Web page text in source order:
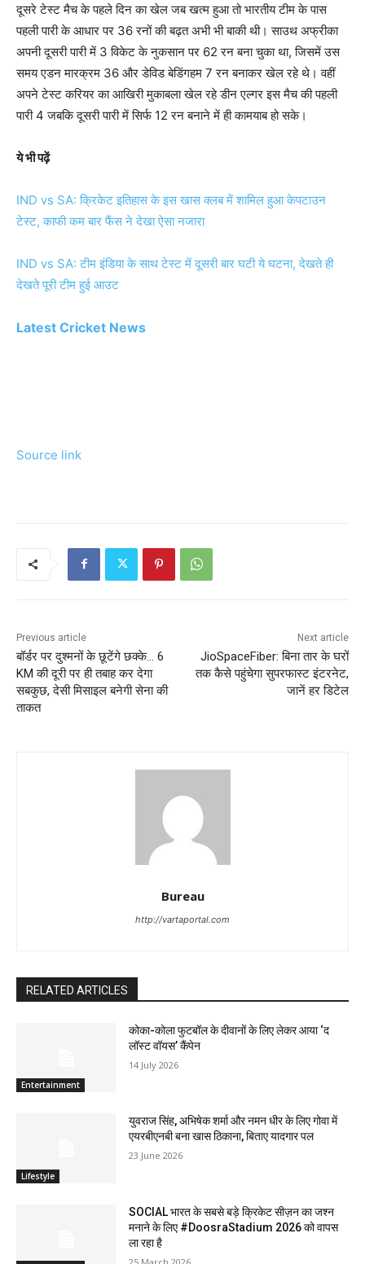
दूसरे टेस्ट मैच के पहले दिन का खेल जब खत्म हुआ तो भारतीय टीम के पास
पहली पारी के आधार पर 36 रनों की बढ़त अभी भी बाकी थी। साउथ अफ्रीका
अपनी दूसरी पारी में 3 विकेट के नुकसान पर 62 रन बना चुका था, जिसमें उस
समय एडन मारक्रम 36 और डेविड बेडिंगहम 7 रन बनाकर खेल रहे थे। वहीं
अपने टेस्ट करियर का आखिरी मुकाबला खेल रहे डीन एल्गर इस मैच की पहली
पारी 4 जबकि दूसरी पारी में सिर्फ 12 रन बनाने में ही कामयाब हो सके।
ये भी पढ़ें
IND vs SA: क्रिकेट इतिहास के इस खास क्लब में शामिल हुआ केपटाउन
टेस्ट, काफी कम बार फैंस ने देखा ऐसा नजारा
IND vs SA: टीम इंडिया के साथ टेस्ट में दूसरी बार घटी ये घटना, देखते ही
देखते पूरी टीम हुई आउट
Latest Cricket News
Source link
Previous article
बॉर्डर पर दुश्मनों के छूटेंगे छक्के… 6
KM की दूरी पर ही तबाह कर देगा
सबकुछ, देसी मिसाइल बनेगी सेना की
ताकत
Next article
JioSpaceFiber: बिना तार के घरों
तक कैसे पहुंचेगा सुपरफास्ट इंटरनेट,
जानें हर डिटेल
Bureau
http://vartaportal.com
RELATED ARTICLES
Entertainment
कोका-कोला फुटबॉल के दीवानों के लिए लेकर आया ‘द
लॉस्‍ट वॉयस’ कैंपेन
14 July 2026
Lifestyle
युवराज सिंह, अभिषेक शर्मा और नमन धीर के लिए गोवा में
एयरबीएनबी बना खास ठिकाना, बिताए यादगार पल
23 June 2026
SOCIAL भारत के सबसे बड़े क्रिकेट सीज़न का जश्न
मनाने के लिए #DoosraStadium 2026 को वापस
ला रहा है